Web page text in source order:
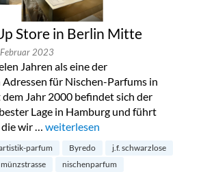
Store in Berlin Mitte
2023
Jahren als eine der
für Nischen-Parfums in
Jahr 2000 befindet sich der
Lage in Hamburg und führt
die wir … „Lubner Pop Up Store in Berlin
weiterlesen
parfum Byredo
j.f. schwarzlose
münzstrasse nischenparfum